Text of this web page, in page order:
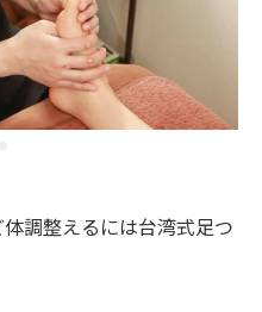
調整えるには台湾式足つ